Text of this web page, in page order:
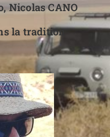
Nicolas CANO
la tradition